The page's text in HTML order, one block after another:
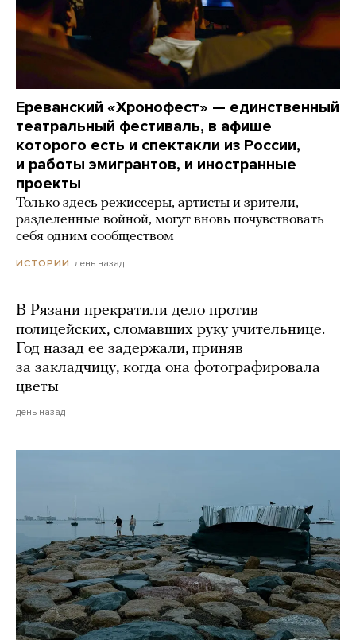
Ереванский «Хронофест» — единственный
театральный фестиваль, в афише
которого есть и спектакли из России,
и работы эмигрантов, и иностранные
проекты
Только здесь режиссеры, артисты и зрители,
разделенные войной, могут вновь почувствовать
себя одним сообществом
ИСТОРИИ день назад
В Рязани прекратили дело против
полицейских, сломавших руку учительнице.
Год назад ее задержали, приняв
за закладчицу, когда она фотографировала
цветы
день назад